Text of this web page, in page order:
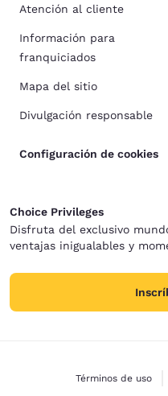
Atención al cliente
Información para
franquiciados
Mapa del sitio
Divulgación responsable
Configuración de cookies
Choice Privileges
Disfruta del exclusivo
ventajas inigualables y
Términos de uso